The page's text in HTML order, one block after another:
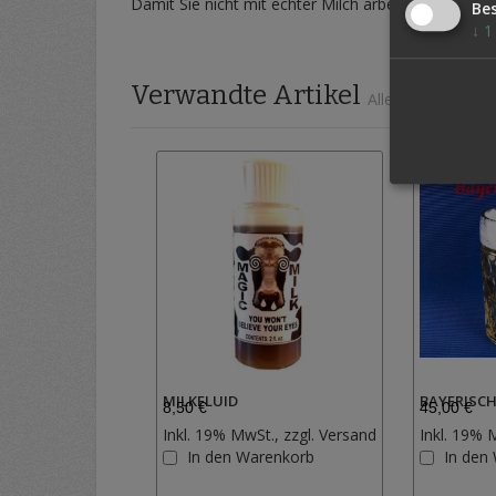
Verwandte Artikel Alle auswählen
MILKFLUID
8,50 €
Inkl. 19% MwSt., zzgl. Versand
In den Warenkorb
45,00 €
Inkl. 19%
In den
↓ 1